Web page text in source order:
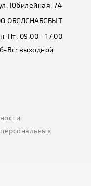
Юбилейная, 74
ОБСЛСНАБСБЫТ
Пт: 09:00 - 17:00
Вс: выходной